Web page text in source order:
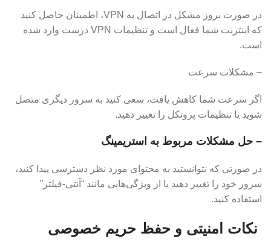
در صورت بروز مشکل در اتصال به VPN، اطمینان حاصل کنید
که اینترنت شما فعال است و تنظیمات VPN درست وارد شده
است.
– مشکلات سرعت
اگر سرعت شما کاهش یافت، سعی کنید به سرور دیگری متصل
شوید یا تنظیمات پروتکل را تغییر دهید.
– حل مشکلات مربوط به استریمینگ
در صورتی که نتوانستید به محتوای مورد نظر دسترسی پیدا کنید،
سرور خود را تغییر دهید یا از ویژگی‌هایی مانند “آنتی-فیلتر”
استفاده کنید.
نکات امنیتی و حفظ حریم خصوصی